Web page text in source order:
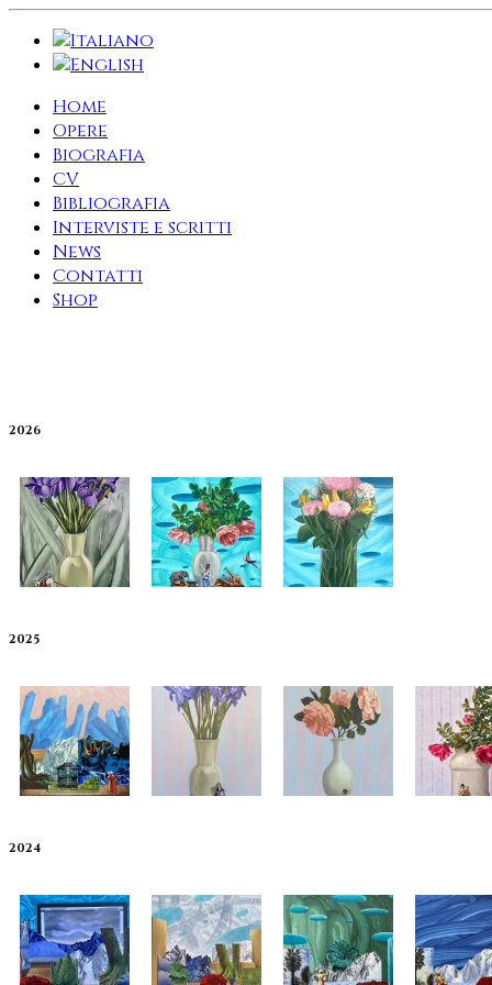
Home
Opere
Biografia
CV
Bibliografia
Interviste e scritti
News
Contatti
Shop
2026
2025
2024